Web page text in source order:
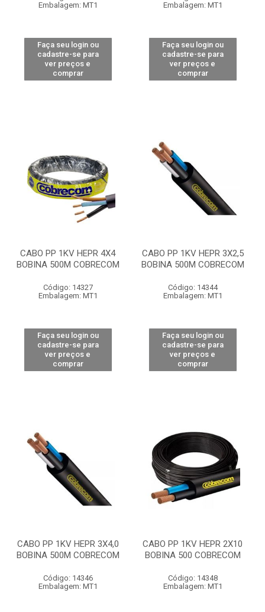
Embalagem: MT1
Faça seu login ou
cadastre-se para
ver preços e
comprar
Embalagem: MT1
Faça seu login ou
cadastre-se para
ver preços e
comprar
CABO PP 1KV HEPR 4X4
BOBINA 500M COBRECOM
Código: 14327
Embalagem: MT1
Faça seu login ou
cadastre-se para
ver preços e
comprar
CABO PP 1KV HEPR 3X2,5
BOBINA 500M COBRECOM
Código: 14344
Embalagem: MT1
Faça seu login ou
cadastre-se para
ver preços e
comprar
CABO PP 1KV HEPR 3X4,0
BOBINA 500M COBRECOM
Código: 14346
Embalagem: MT1
CABO PP 1KV HEPR 2X10
BOBINA 500 COBRECOM
Código: 14348
Embalagem: MT1